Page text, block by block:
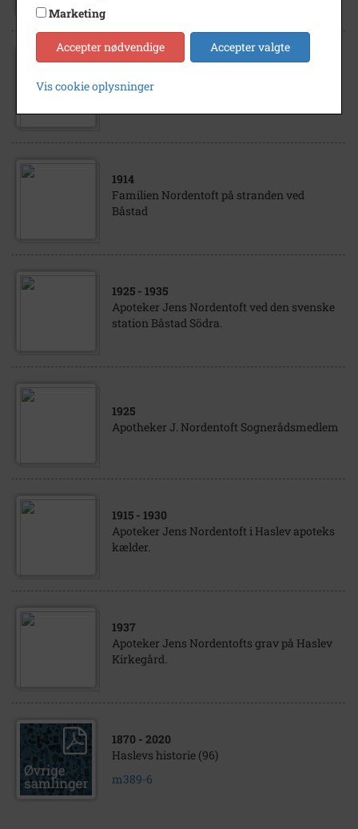
1915- 1930
Apoteker Jens Nordentoft hejser flaget i
1914
Familien Nordentoft på stranden ved
Båstad
1925 - 1935
Apoteker Jens Nordentoft ved den svenske
station Båstad Södra.
1925
Apotheker J. Nordentoft Sognerådsmedlem
1915 - 1930
Apoteker Jens Nordentoft i Haslev apoteks
kælder.
1937
Apoteker Jens Nordentofts grav på Haslev
Kirkegård.
1870 - 2020
Haslevs historie (96)
m389-6
Marketing
Accepter nødvendige Accepter valgte
Vis cookie oplysninger